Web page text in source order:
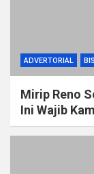
ADVERTORIAL
Mirip Reno
Ini Wajib